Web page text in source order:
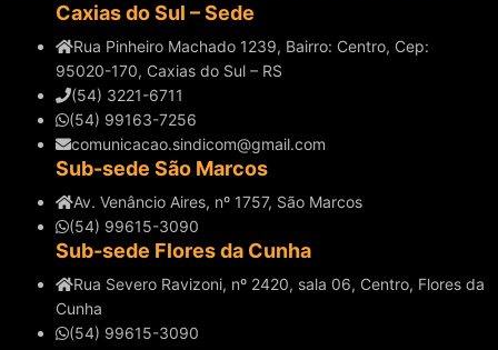
Caxias do Sul – Sede
Rua Pinheiro Machado 1239, Bairro: Centro, Cep:
95020-170, Caxias do Sul – RS
(54) 3221-6711
(54) 99163-7256
comunicacao.sindicom@gmail.com
Sub-sede São Marcos
Av. Venâncio Aires, nº 1757, São Marcos
(54) 99615-3090
Sub-sede Flores da Cunha
Rua Severo Ravizoni, nº 2420, sala 06, Centro, Flores da
Cunha
(54) 99615-3090